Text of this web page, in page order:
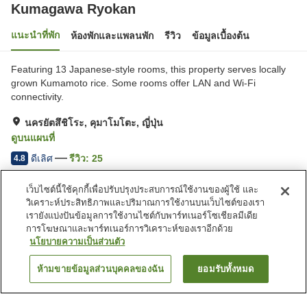
Kumagawa Ryokan
แนะนำที่พัก ห้องพักและแพลนพัก รีวิว ข้อมูลเบื้องต้น
Featuring 13 Japanese-style rooms, this property serves locally
grown Kumamoto rice. Some rooms offer LAN and Wi-Fi
connectivity.
นครยัตสึชิโระ, คุมาโมโตะ, ญี่ปุ่น
ดูบนแผนที่
4.8 ดีเลิศ รีวิว: 25
สิ่งอำนวยความสะดวกในที่พัก
ที่จอดรถ
ตู้จำหน่ายอัตโนมัติ
ห้องประชุม
ห้องอเนกประสงค์
หน้าแรก ญี่ปุ่น คุมาโมโตะ นครยัตสึชิโระ Kumagawa Ryokan
ค้นหาห้องพัก
เว็บไซต์นี้ใช้คุกกี้เพื่อปรับปรุงประสบการณ์ใช้งานของผู้ใช้ และ
วิเคราะห์ประสิทธิภาพและปริมาณการใช้งานบนเว็บไซต์ของเรา
เรายังแบ่งปันข้อมูลการใช้งานไซต์กับพาร์ทเนอร์โซเชียลมีเดีย
การโฆษณาและพาร์ทเนอร์การวิเคราะห์ของเราอีกด้วย
นโยบายความเป็นส่วนตัว
ห้ามขายข้อมูลส่วนบุคคลของฉัน ยอมรับทั้งหมด